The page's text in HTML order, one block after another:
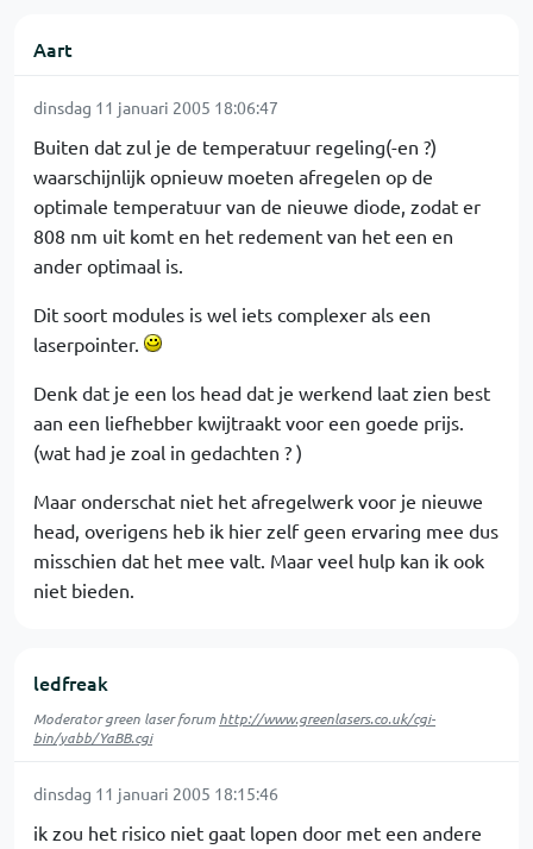
Aart
dinsdag 11 januari 2005 18:06:47
Buiten dat zul je de temperatuur regeling(-en ?)
waarschijnlijk opnieuw moeten afregelen op de
optimale temperatuur van de nieuwe diode, zodat er
808 nm uit komt en het redement van het een en
ander optimaal is.
Dit soort modules is wel iets complexer als een
laserpointer.
Denk dat je een los head dat je werkend laat zien best
aan een liefhebber kwijtraakt voor een goede prijs.
(wat had je zoal in gedachten ? )
Maar onderschat niet het afregelwerk voor je nieuwe
head, overigens heb ik hier zelf geen ervaring mee dus
misschien dat het mee valt. Maar veel hulp kan ik ook
niet bieden.
ledfreak
Moderator green laser forum http://www.greenlasers.co.uk/cgi-
bin/yabb/YaBB.cgi
dinsdag 11 januari 2005 18:15:46
ik zou het risico niet gaat lopen door met een andere